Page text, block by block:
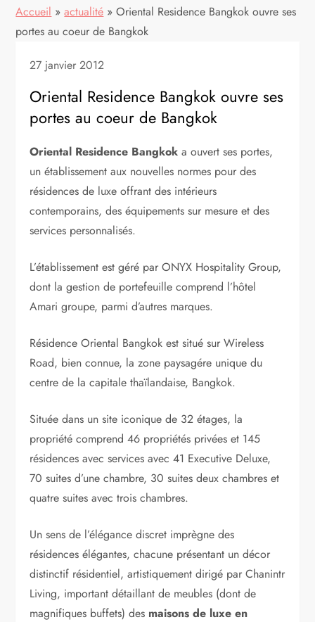
Accueil » actualité » Oriental Residence Bangkok ouvre ses
portes au coeur de Bangkok
27 janvier 2012
Oriental Residence Bangkok ouvre ses
portes au coeur de Bangkok
Oriental Residence Bangkok a ouvert ses portes,
un établissement aux nouvelles normes pour des
résidences de luxe offrant des intérieurs
contemporains, des équipements sur mesure et des
services personnalisés.
L’établissement est géré par ONYX Hospitality Group,
dont la gestion de portefeuille comprend l’hôtel
Amari groupe, parmi d’autres marques.
Résidence Oriental Bangkok est situé sur Wireless
Road, bien connue, la zone paysagére unique du
centre de la capitale thaïlandaise, Bangkok.
Située dans un site iconique de 32 étages, la
propriété comprend 46 propriétés privées et 145
résidences avec services avec 41 Executive Deluxe,
70 suites d’une chambre, 30 suites deux chambres et
quatre suites avec trois chambres.
Un sens de l’élégance discret imprègne des
résidences élégantes, chacune présentant un décor
distinctif résidentiel, artistiquement dirigé par Chanintr
Living, important détaillant de meubles (dont de
magnifiques buffets) des maisons de luxe en